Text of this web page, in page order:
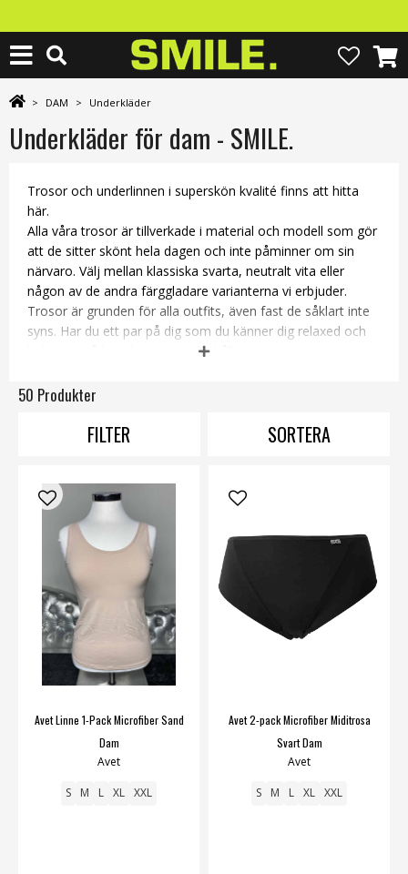
> DAM > Underkläder
Underkläder för dam - SMILE.
Trosor och underlinnen i superskön kvalité finns att hitta
här.
Alla våra trosor är tillverkade i material och modell som gör
att de sitter skönt hela dagen och inte påminner om sin
närvaro. Välj mellan klassiska svarta, neutralt vita eller
någon av de andra färggladare varianterna vi erbjuder.
Trosor är grunden för alla outfits, även fast de såklart inte
syns. Har du ett par på dig som du känner dig relaxed och
bekväm i så kan det synas i din hållning!
någon bytesrätt av hygienskäl.
50 Produkter
FILTER SORTERA
Avet Linne 1-Pack Microfiber Sand
Dam
Avet
S M L XL XXL
Avet 2-pack Microfiber Miditrosa
Svart Dam
Avet
S M L XL XXL